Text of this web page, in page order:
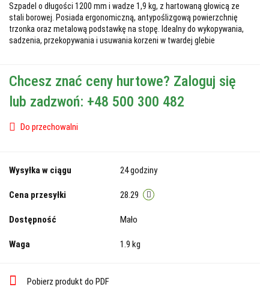
Szpadel o długości 1200 mm i wadze 1,9 kg, z hartowaną głowicą ze
stali borowej. Posiada ergonomiczną, antypoślizgową powierzchnię
trzonka oraz metalową podstawkę na stopę. Idealny do wykopywania,
sadzenia, przekopywania i usuwania korzeni w twardej glebie
Chcesz znać ceny hurtowe? Zaloguj się
lub zadzwoń: +48 500 300 482
Do przechowalni
Wysyłka w ciągu 24 godziny
Cena przesyłki 28.29
Dostępność Mało
Waga 1.9 kg
Pobierz produkt do PDF